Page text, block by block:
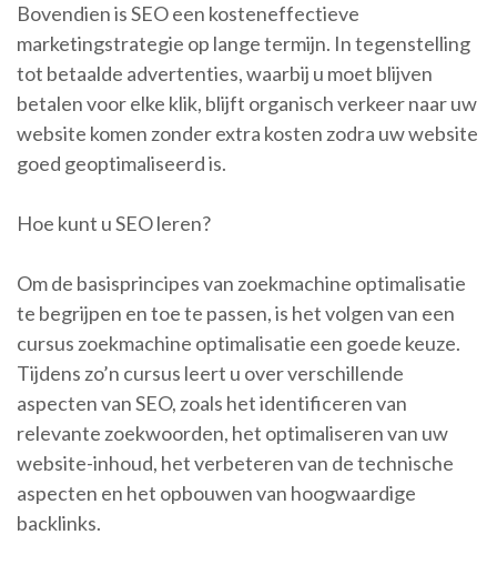
Bovendien is SEO een kosteneffectieve
marketingstrategie op lange termijn. In tegenstelling
tot betaalde advertenties, waarbij u moet blijven
betalen voor elke klik, blijft organisch verkeer naar uw
website komen zonder extra kosten zodra uw website
goed geoptimaliseerd is.
Hoe kunt u SEO leren?
Om de basisprincipes van zoekmachine optimalisatie
te begrijpen en toe te passen, is het volgen van een
cursus zoekmachine optimalisatie een goede keuze.
Tijdens zo’n cursus leert u over verschillende
aspecten van SEO, zoals het identificeren van
relevante zoekwoorden, het optimaliseren van uw
website-inhoud, het verbeteren van de technische
aspecten en het opbouwen van hoogwaardige
backlinks.